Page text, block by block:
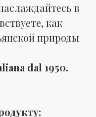
в
как
природы
dal 1950.